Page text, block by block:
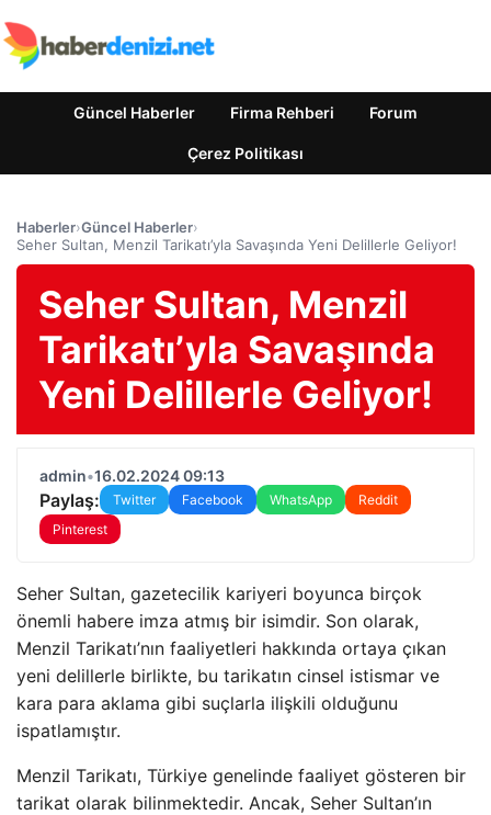
Güncel Haberler Firma Rehberi Forum
Çerez Politikası
Haberler›Güncel Haberler›
Seher Sultan, Menzil Tarikatı’yla Savaşında Yeni Delillerle Geliyor!
Seher Sultan, Menzil
Tarikatı’yla Savaşında
Yeni Delillerle Geliyor!
admin•16.02.2024 09:13
Paylaş: Twitter Facebook WhatsApp
Reddit
Pinterest
Seher Sultan, gazetecilik kariyeri boyunca birçok
önemli habere imza atmış bir isimdir. Son olarak,
Menzil Tarikatı’nın faaliyetleri hakkında ortaya çıkan
yeni delillerle birlikte, bu tarikatın cinsel istismar ve
kara para aklama gibi suçlarla ilişkili olduğunu
ispatlamıştır.
Menzil Tarikatı, Türkiye genelinde faaliyet gösteren bir
tarikat olarak bilinmektedir. Ancak, Seher Sultan’ın